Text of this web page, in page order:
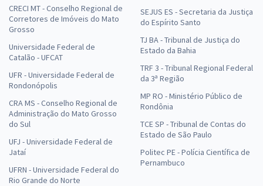
CRECI MT - Conselho Regional de
Corretores de Imóveis do Mato
Grosso
Universidade Federal de
Catalão - UFCAT
UFR - Universidade Federal de
Rondonópolis
CRA MS - Conselho Regional de
Administração do Mato Grosso
do Sul
UFJ - Universidade Federal de
Jataí
UFRN - Universidade Federal do
Rio Grande do Norte
SEJUS ES - Secretaria da Justiça
do Espírito Santo
TJ BA - Tribunal de Justiça do
Estado da Bahia
TRF 3 - Tribunal Regional Federal
da 3ª Região
MP RO - Ministério Público de
Rondônia
TCE SP - Tribunal de Contas do
Estado de São Paulo
Politec PE - Polícia Científica de
Pernambuco